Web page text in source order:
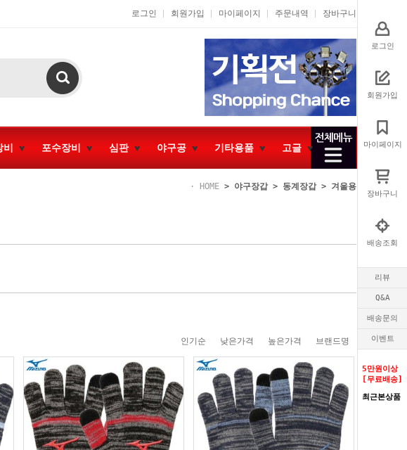
로그인
회원가입
마이페이지
장바구니
배송조회
리뷰
Q&A
배송문의
이벤트
5만원이상
[무료배송]
최근본상품
로그인 회원가입 마이페이지 주문내역 장바구니
비 포수장비 심판 야구공 기타용품 고글
HOME > 야구장갑> 동계장갑> 겨울용
인기순 낮은가격 높은가격 브랜드명